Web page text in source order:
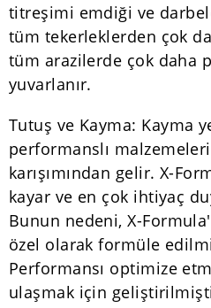
titreşimi emdiği ve
tüm tekerleklerden çok
tüm arazilerde çok daha
yuvarlanır.
Tutuş ve Kayma: Kayma
performanslı
karışımından gelir. X-
kayar ve en çok ihtiyaç
Bunun nedeni, X-
özel olarak formüle
Performansı optimize
ulaşmak için